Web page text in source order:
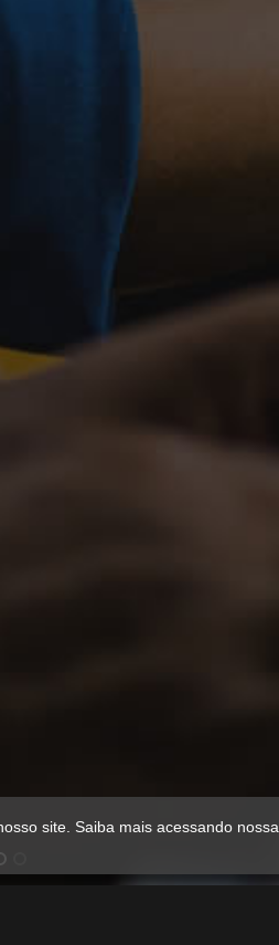
site. Saiba mais acessando nossa